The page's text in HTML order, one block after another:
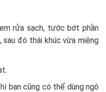
rửa sạch, tước bớt phần
đó thái khúc vừa miệng
bạn cũng có thể dùng ngô